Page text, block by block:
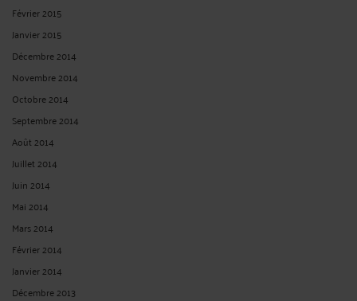
Février 2015
Janvier 2015
Décembre 2014
Novembre 2014
Octobre 2014
Septembre 2014
Août 2014
Juillet 2014
Juin 2014
Mai 2014
Mars 2014
Février 2014
Janvier 2014
Décembre 2013